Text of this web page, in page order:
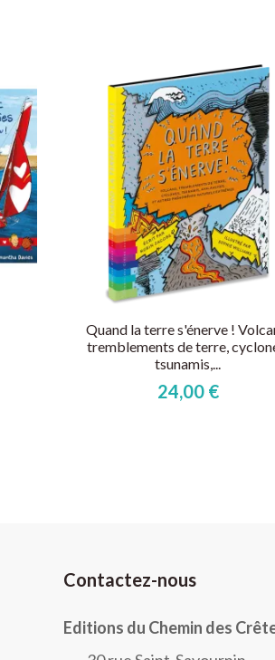
Quand la terre s'énerve !
tremblements de terre,
tsunamis,...
24,00 €
Contactez-nous
Editions du Chemin des